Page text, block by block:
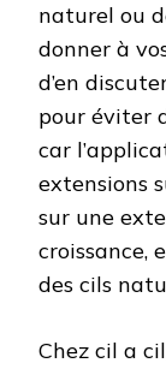
naturel ou
donner à
d’en
pour éviter
car
extensions
sur une
croissance,
des cils
Chez cil a